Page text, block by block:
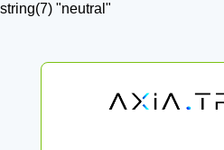
string(7) "neutral"